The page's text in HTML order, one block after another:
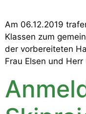
Am 06.12.2019
Klassen zum
der vorbereiteten
Frau Elsen und